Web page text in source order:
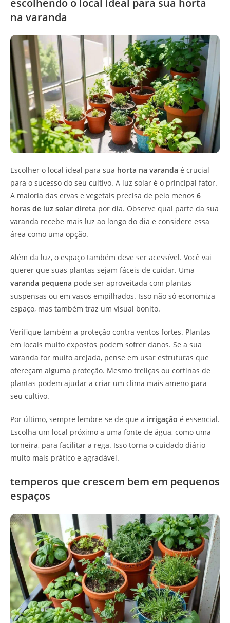
escolhendo o local ideal para sua horta
na varanda
Escolher o local ideal para sua horta na varanda é crucial
para o sucesso do seu cultivo. A luz solar é o principal fator.
A maioria das ervas e vegetais precisa de pelo menos 6
horas de luz solar direta por dia. Observe qual parte da sua
varanda recebe mais luz ao longo do dia e considere essa
área como uma opção.
Além da luz, o espaço também deve ser acessível. Você vai
querer que suas plantas sejam fáceis de cuidar. Uma
varanda pequena pode ser aproveitada com plantas
suspensas ou em vasos empilhados. Isso não só economiza
espaço, mas também traz um visual bonito.
Verifique também a proteção contra ventos fortes. Plantas
em locais muito expostos podem sofrer danos. Se a sua
varanda for muito arejada, pense em usar estruturas que
ofereçam alguma proteção. Mesmo treliças ou cortinas de
plantas podem ajudar a criar um clima mais ameno para
seu cultivo.
Por último, sempre lembre-se de que a irrigação é essencial.
Escolha um local próximo a uma fonte de água, como uma
torneira, para facilitar a rega. Isso torna o cuidado diário
muito mais prático e agradável.
temperos que crescem bem em pequenos
espaços